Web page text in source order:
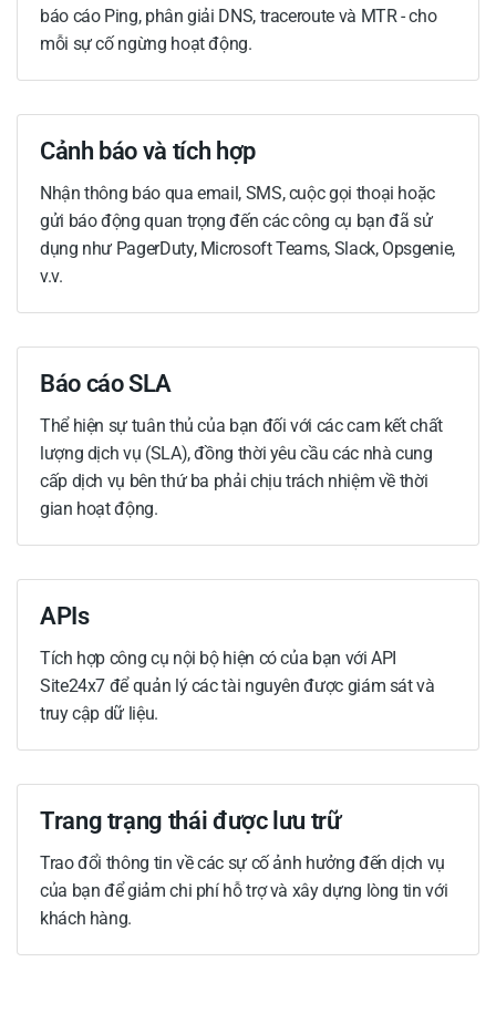
báo cáo Ping, phân giải DNS, traceroute và MTR - cho
mỗi sự cố ngừng hoạt động.
Cảnh báo và tích hợp
Nhận thông báo qua email, SMS, cuộc gọi thoại hoặc
gửi báo động quan trọng đến các công cụ bạn đã sử
dụng như PagerDuty, Microsoft Teams, Slack, Opsgenie,
v.v.
Báo cáo SLA
Thể hiện sự tuân thủ của bạn đối với các cam kết chất
lượng dịch vụ (SLA), đồng thời yêu cầu các nhà cung
cấp dịch vụ bên thứ ba phải chịu trách nhiệm về thời
gian hoạt động.
APIs
Tích hợp công cụ nội bộ hiện có của bạn với API
Site24x7 để quản lý các tài nguyên được giám sát và
truy cập dữ liệu.
Trang trạng thái được lưu trữ
Trao đổi thông tin về các sự cố ảnh hưởng đến dịch vụ
của bạn để giảm chi phí hỗ trợ và xây dựng lòng tin với
khách hàng.